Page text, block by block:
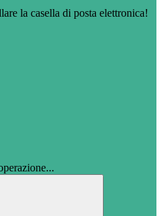
la casella di posta elettronica!